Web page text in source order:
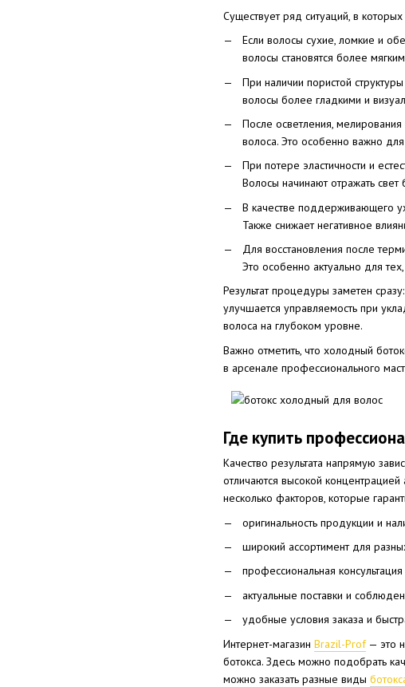
Существует ряд ситуаций, в
Если волосы сухие, ломкие и
волосы становятся более
При наличии пористой
волосы более гладкими и
После осветления,
волоса. Это особенно важно
При потере эластичности и
Волосы начинают отражать
В качестве поддерживающего
Также снижает негативное
Для восстановления после
Это особенно актуально для
Результат процедуры заметен
улучшается управляемость при
волоса на глубоком уровне.
Важно отметить, что холодный
в арсенале профессионального
Где купить
Качество результата напрямую
отличаются высокой
несколько факторов, которые
оригинальность продукции и
широкий ассортимент для
профессиональная
актуальные поставки и
удобные условия заказа и
Интернет-магазин Brazil-Prof— это
ботокса. Здесь можно подобрать
можно заказать разные виды